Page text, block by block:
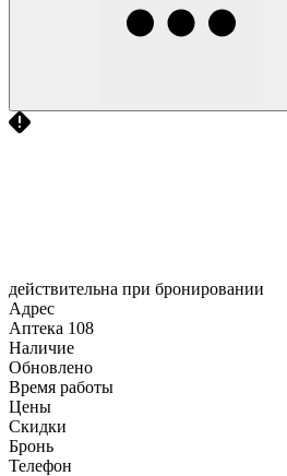
действительна при бронировании
Адрес
Аптека 108
Наличие
Обновлено
Время работы
Цены
Скидки
Бронь
Телефон